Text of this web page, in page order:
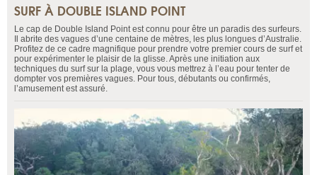
SURF À DOUBLE ISLAND POINT
Le cap de Double Island Point est connu pour être un paradis des surfeurs.
Il abrite des vagues d’une centaine de mètres, les plus longues d’Australie.
Profitez de ce cadre magnifique pour prendre votre premier cours de surf et
pour expérimenter le plaisir de la glisse. Après une initiation aux
techniques du surf sur la plage, vous vous mettrez à l’eau pour tenter de
dompter vos premières vagues. Pour tous, débutants ou confirmés,
l’amusement est assuré.